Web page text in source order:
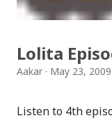
कुरा बिर्सिसकेको
Lolita
Aakar May 23, 2009
Listen to 4th